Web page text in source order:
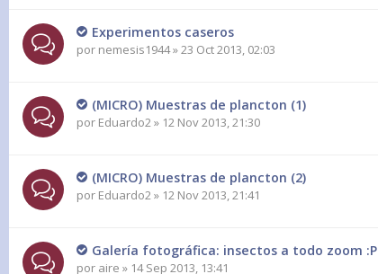
Experimentos caseros
por nemesis1944» 23 Oct 2013, 02:03
(MICRO) Muestras de plancton (1)
por Eduardo2» 12 Nov 2013, 21:30
(MICRO) Muestras de plancton (2)
por Eduardo2» 12 Nov 2013, 21:41
Galería fotográfica: insectos a todo zoom :P
por aire » 14 Sep 2013, 13:41